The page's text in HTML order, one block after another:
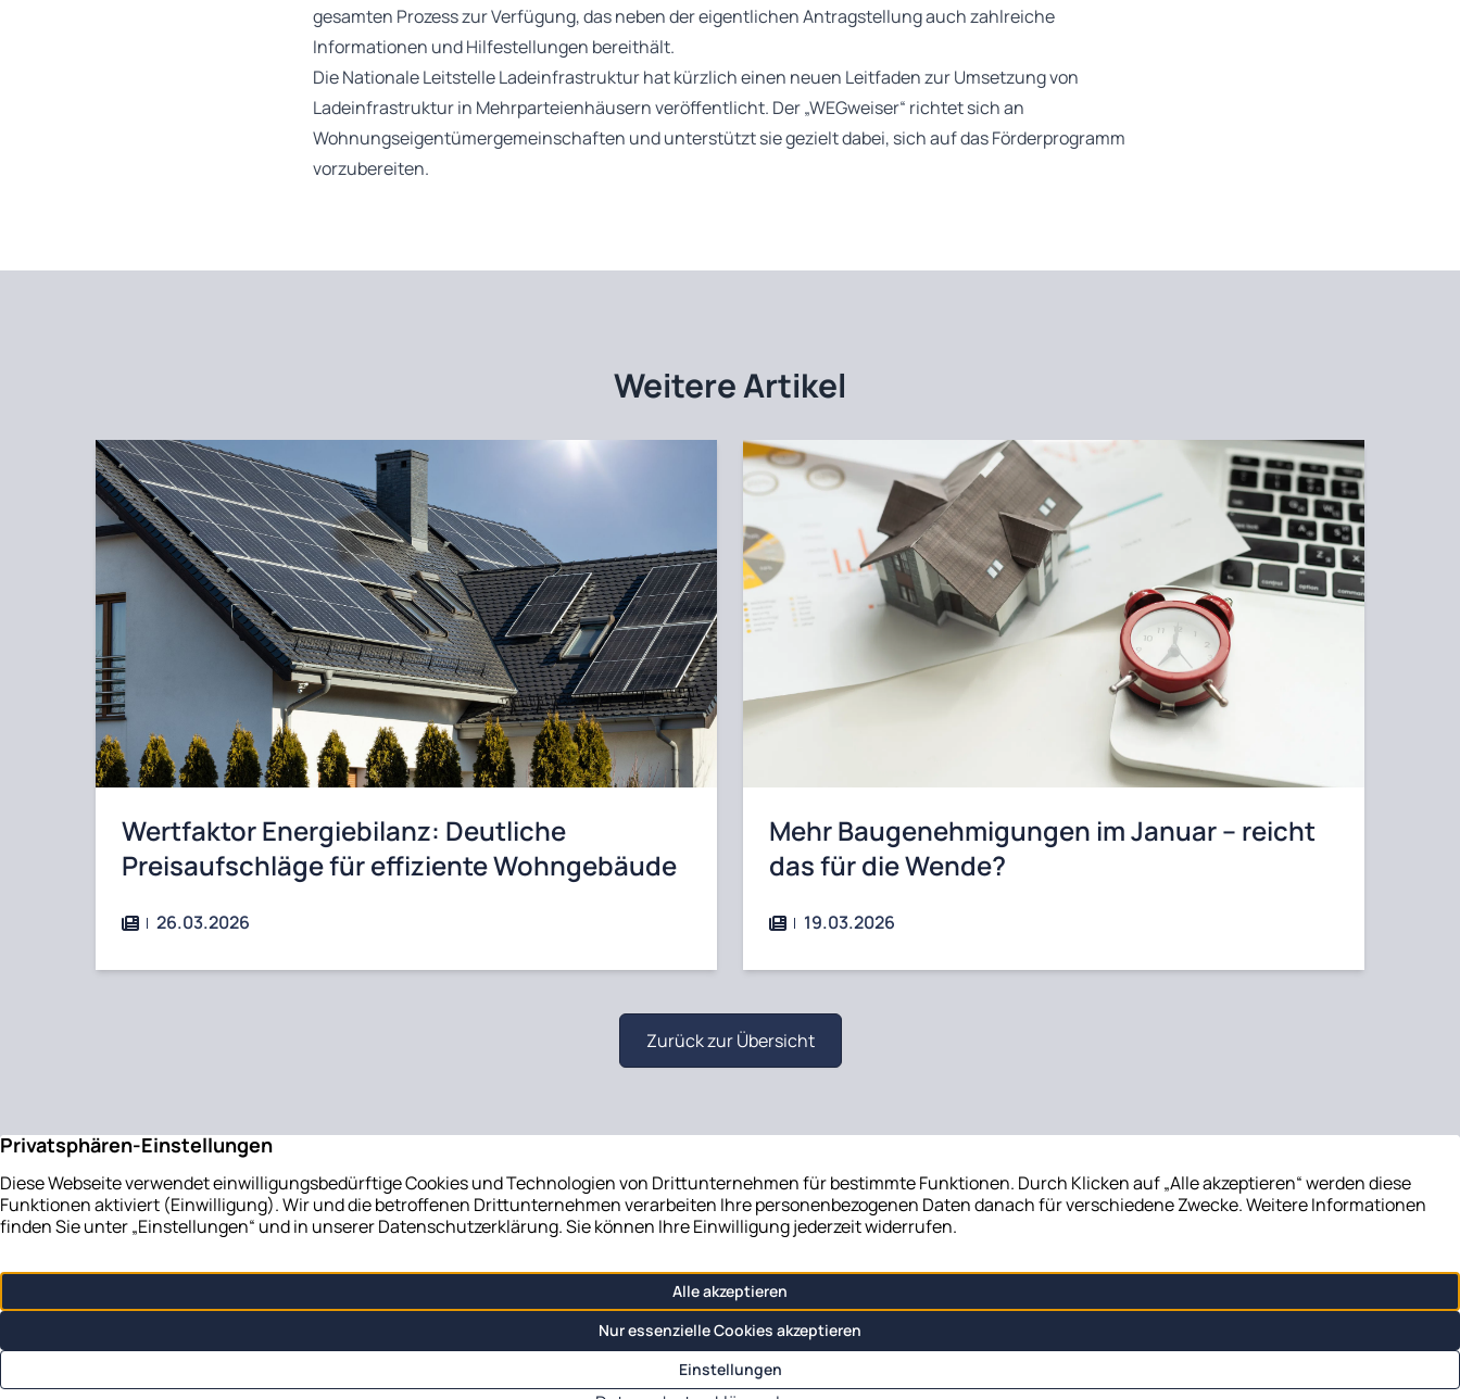
gesamten Prozess zur Verfügung, das neben der eigentlichen Antragstellung auch zahlreiche
Informationen und Hilfestellungen bereithält.
Die Nationale Leitstelle Ladeinfrastruktur hat kürzlich einen neuen Leitfaden zur Umsetzung von
Ladeinfrastruktur in Mehrparteienhäusern veröffentlicht. Der „WEGweiser“ richtet sich an
Wohnungseigentümergemeinschaften und unterstützt sie gezielt dabei, sich auf das Förderprogramm
vorzubereiten.
Weitere Artikel
Wertfaktor Energiebilanz: Deutliche
Preisaufschläge für effiziente Wohngebäude
26.03.2026
Mehr Baugenehmigungen im Januar – reicht
das für die Wende?
19.03.2026
Zurück zur Übersicht
Springerstr. 3
04105 Leipzig
0 341 25 630 39
E-Mail / Kontakt
Impressum
Datenschutz